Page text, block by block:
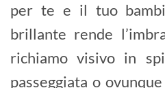
per te e il tuo
brillante rende
richiamo visivo in
passeggiata o